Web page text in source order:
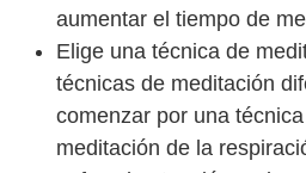
aumentar el tiempo de
Elige una técnica de
técnicas de meditación
comenzar por una
meditación de la